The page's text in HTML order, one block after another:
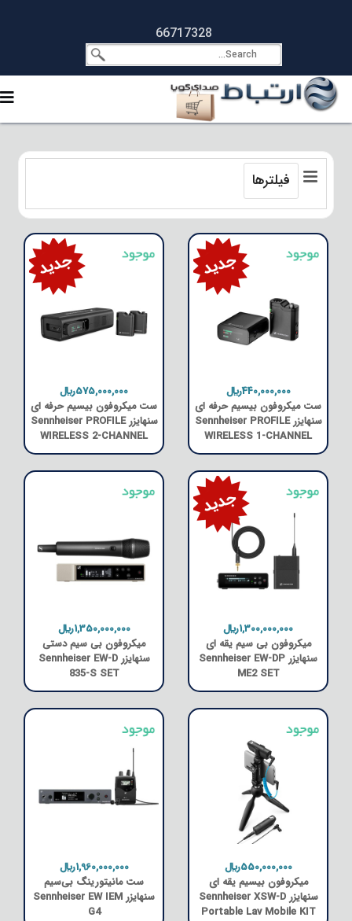
66717328
فیلترها
440,000,000﷼
ست میکروفون بیسیم حرفه ای
سنهایزر Sennheiser PROFILE
WIRELESS 1-CHANNEL
575,000,000﷼
ست میکروفون بیسیم حرفه ای
سنهایزر Sennheiser PROFILE
WIRELESS 2-CHANNEL
SET
1,300,000,000﷼
میکروفون بی سیم یقه ای
سنهایزر Sennheiser EW-DP
ME2 SET
1,350,000,000﷼
میکروفون بی سیم دستی
سنهایزر Sennheiser EW-D
835-S SET
550,000,000﷼
میکروفون بیسیم یقه ای
سنهایزر Sennheiser XSW-D
Portable Lav Mobile KIT
1,960,000,000﷼
ست مانیتورینگ بی‌سیم
سنهایزر Sennheiser EW IEM
G4